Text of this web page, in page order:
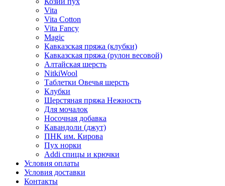
Vita
Vita Cotton
Vita Fancy
Magic
Кавказская пряжа (клубки)
Кавказская пряжа (рулон весовой)
Алтайская шерсть
NitkiWool
Таблетки Овечья шерсть
Клубки
Шерстяная пряжа Нежность
Для мочалок
Носочная добавка
Кавандоли (джут)
ПНК им. Кирова
Пух норки
Addi спицы и крючки
Условия оплаты
Условия доставки
Контакты